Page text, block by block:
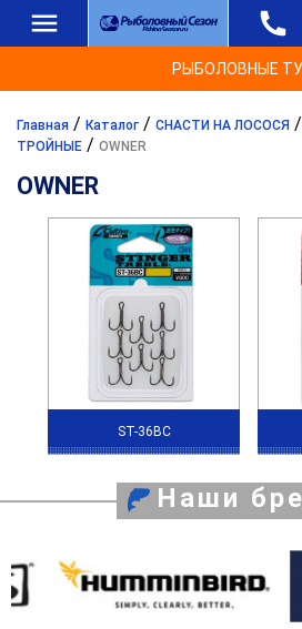
РЫБОЛОВНЫЕ
Главная / Каталог / СНАСТИ НА ЛОСОСЯ /
ТРОЙНЫЕ / OWNER
OWNER
ST-36BC
Наши